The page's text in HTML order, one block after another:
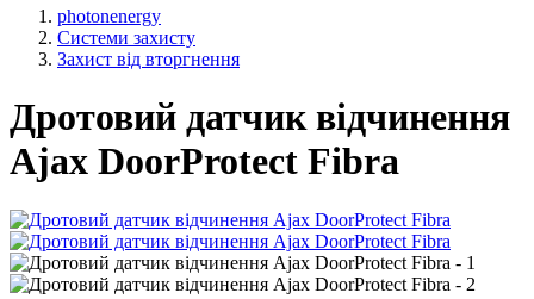
photonenergy
Системи захисту
Захист від вторгнення
Дротовий датчик відчинення
Ajax DoorProtect Fibra